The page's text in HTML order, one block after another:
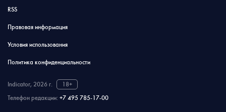
RSS
Правовая информация
Условия использования
Политика конфиденциальности
Indicator, 2026 г.
18+
Телефон редакции: +7 495 785-17-00